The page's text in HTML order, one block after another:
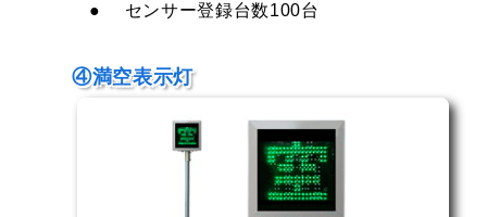
センサー登録台数100台
④満空表示灯